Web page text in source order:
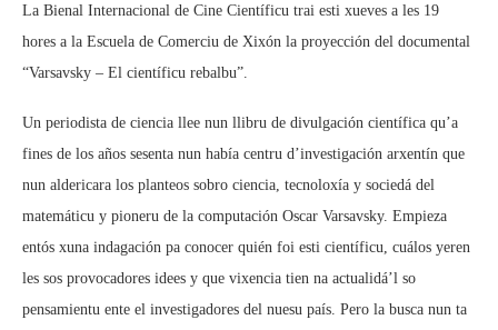
La Bienal Internacional de Cine Científicu trai esti xueves a les 19
hores a la Escuela de Comerciu de Xixón la proyección del documental
“Varsavsky – El científicu rebalbu”.
Un periodista de ciencia llee nun llibru de divulgación científica qu’a
fines de los años sesenta nun había centru d’investigación arxentín que
nun aldericara los planteos sobro ciencia, tecnoloxía y sociedá del
matemáticu y pioneru de la computación Oscar Varsavsky. Empieza
entós xuna indagación pa conocer quién foi esti científicu, cuálos yeren
les sos provocadores idees y que vixencia tien na actualidá’l so
pensamientu ente el investigadores del nuesu país. Pero la busca nun ta